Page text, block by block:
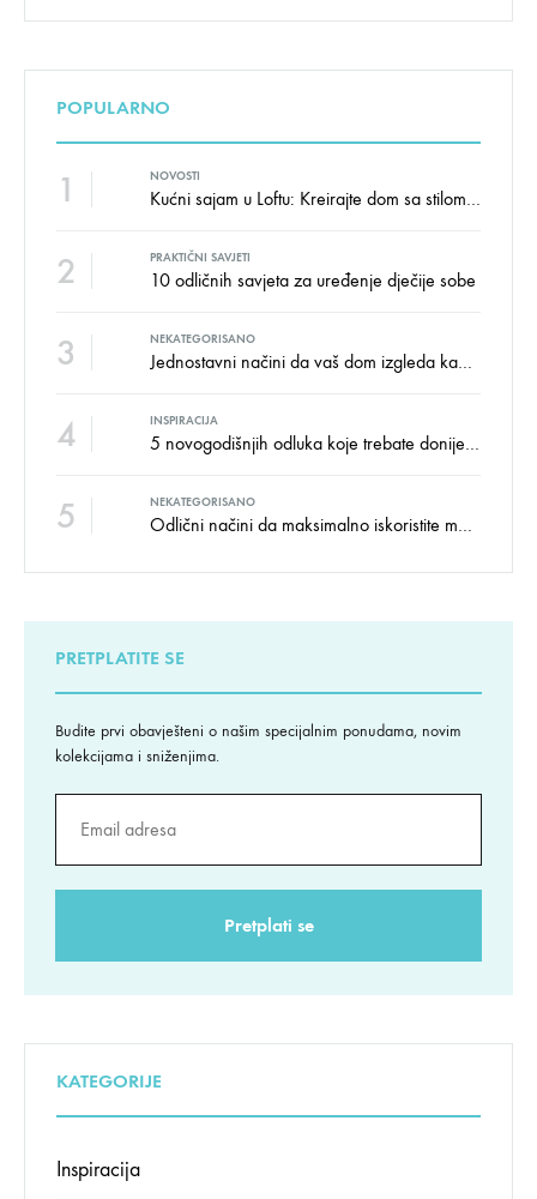
POPULARNO
1 NOVOSTI
Kućni sajam u Loftu: Kreirajte dom sa stilom i udobnošću uz velike uštede!
2 PRAKTIČNI SAVJETI
10 odličnih savjeta za uređenje dječije sobe
3 NEKATEGORISANO
Jednostavni načini da vaš dom izgleda kao salon namještaja
4 INSPIRACIJA
5 novogodišnjih odluka koje trebate donijeti u vezi izgleda doma
5 NEKATEGORISANO
Odlični načini da maksimalno iskoristite male prostore
PRETPLATITE SE
Budite prvi obavješteni o našim specijalnim ponudama, novim
kolekcijama i sniženjima.
KATEGORIJE
Inspiracija